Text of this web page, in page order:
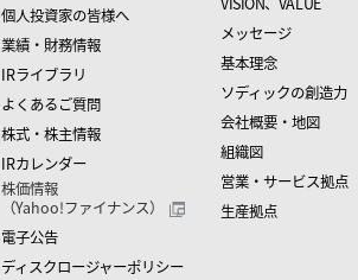
個人投資家の皆様へ
業績・財務情報
IRライブラリ
よくあるご質問
株式・株主情報
IRカレンダー
株価情報
（Yahoo!ファイナンス）
電子公告
ディスクロージャーポリシー
メッセージ
基本理念
ソディックの創造力
会社概要・地図
組織図
営業・サービス拠点
生産拠点